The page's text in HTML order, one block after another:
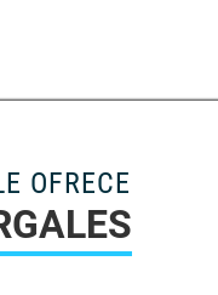
OFRECE